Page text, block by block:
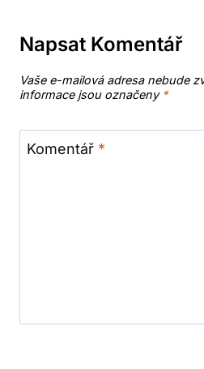
Napsat Komentář
Vaše e-mailová adresa nebude
informace jsou označeny *
Komentář *